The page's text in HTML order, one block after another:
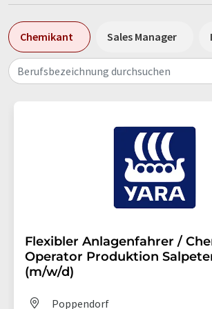
Chemikant Sales Manager
Berufsbezeichnung durchsuchen
Flexibler Anlagenfahrer /
Operator Produktion
(m/w/d)
Poppendorf